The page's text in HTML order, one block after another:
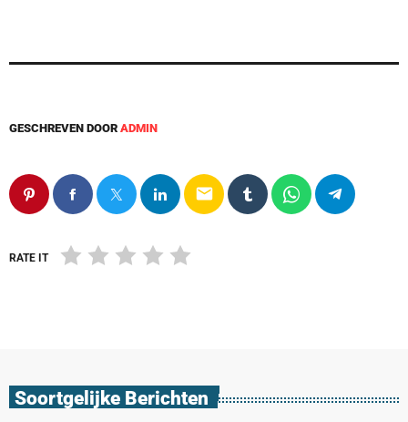
GESCHREVEN DOOR ADMIN
email
RATE IT
Soortgelijke Berichten